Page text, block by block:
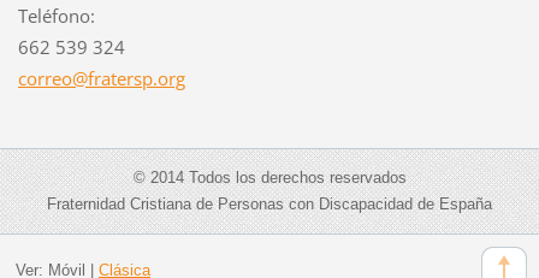
Teléfono:
662 539 324
correo@fratersp.org
© 2014 Todos los derechos reservados
Fraternidad Cristiana de Personas con Discapacidad de España
Ver: Móvil Clásica